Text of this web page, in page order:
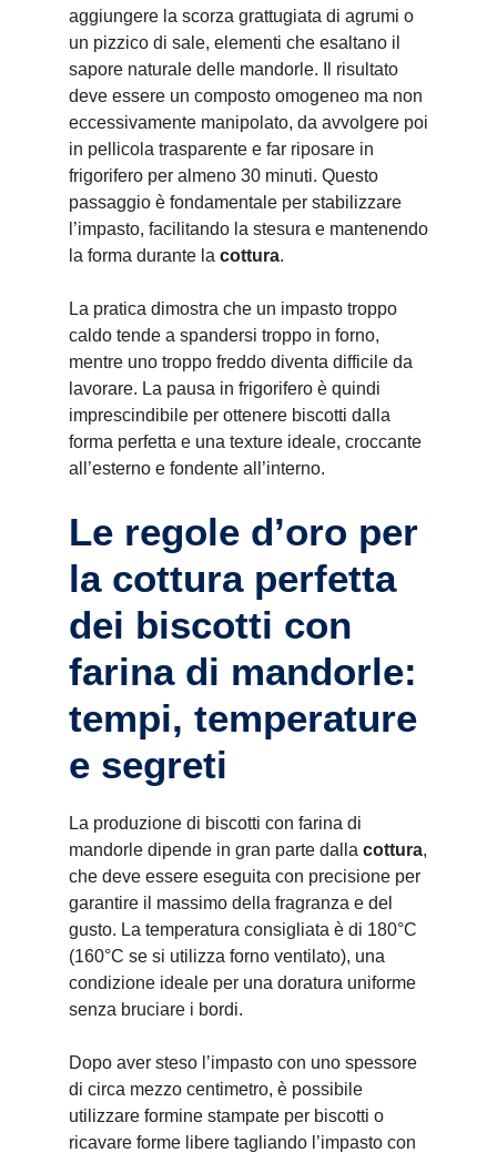
aggiungere la scorza grattugiata di agrumi o
un pizzico di sale, elementi che esaltano il
sapore naturale delle mandorle. Il risultato
deve essere un composto omogeneo ma non
eccessivamente manipolato, da avvolgere poi
in pellicola trasparente e far riposare in
frigorifero per almeno 30 minuti. Questo
passaggio è fondamentale per stabilizzare
l’impasto, facilitando la stesura e mantenendo
la forma durante la cottura.
La pratica dimostra che un impasto troppo
caldo tende a spandersi troppo in forno,
mentre uno troppo freddo diventa difficile da
lavorare. La pausa in frigorifero è quindi
imprescindibile per ottenere biscotti dalla
forma perfetta e una texture ideale, croccante
all’esterno e fondente all’interno.
Le regole d’oro per
la cottura perfetta
dei biscotti con
farina di mandorle:
tempi, temperature
e segreti
La produzione di biscotti con farina di
mandorle dipende in gran parte dalla cottura,
che deve essere eseguita con precisione per
garantire il massimo della fragranza e del
gusto. La temperatura consigliata è di 180°C
(160°C se si utilizza forno ventilato), una
condizione ideale per una doratura uniforme
senza bruciare i bordi.
Dopo aver steso l’impasto con uno spessore
di circa mezzo centimetro, è possibile
utilizzare formine stampate per biscotti o
ricavare forme libere tagliando l’impasto con